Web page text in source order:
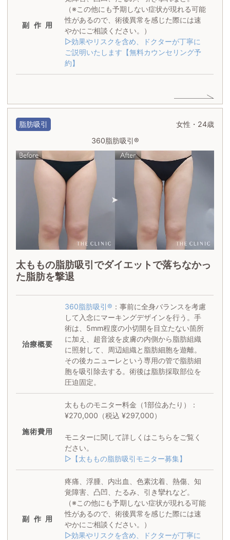
副作用
（※この他にも予期しない症状が現れる可能
性があるので、術後異常を感じた際には速
やかにご相談ください。）
▷効果やリスクを含め、ドクターが丁寧に
ご説明いたします【無料カウンセリング予
約】
脂肪吸引
女性・24歳
360脂肪吸引®
太ももの脂肪吸引でダイエットで落ちなかっ
た脂肪を撃退
治療概要
360脂肪吸引® ：事前に全身バランスを考慮
して入念にマーキングデザインを行う。手
術は、5mm程度の小切開を目立たない箇所
に加え、超音波を皮膚の内側から脂肪組織
に照射して、周辺組織と脂肪細胞を遊離。
その後カニューレという専用の管で脂肪細
胞を吸引除去する。術後は脂肪採取部位を
圧迫固定。
施術費用
太もものモニター料金（1部位あたり）：
¥270,000（税込 ¥297,000）
モニターに関して詳しくはこちらをご覧く
ださい。
▷【太ももの脂肪吸引モニター募集】
副作用
疼痛、浮腫、内出血、色素沈着、熱傷、知
覚障害、凸凹、たるみ、引き攣れなど。
（※この他にも予期しない症状が現れる可能
性があるので、術後異常を感じた際には速
やかにご相談ください。）
▷効果やリスクを含め、ドクターが丁寧に